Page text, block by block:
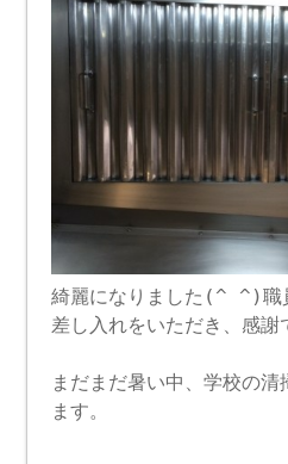
綺麗になりました(^ ^)職
差し入れをいただき、感謝
まだまだ暑い中、学校の清
ます。